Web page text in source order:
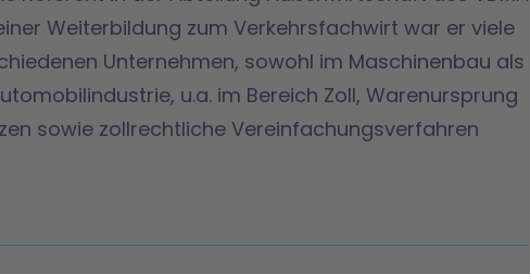
Weiterbildung zum Verkehrsfachwirt war er viele
Unternehmen, sowohl im Maschinenbau als
u.a. im Bereich Zoll, Warenursprung
sowie zollrechtliche Vereinfachungsverfahren